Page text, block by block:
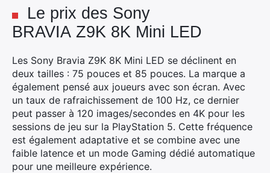
Le prix des Sony
BRAVIA Z9K 8K Mini LED
Les Sony Bravia Z9K 8K Mini LED se déclinent en
deux tailles : 75 pouces et 85 pouces. La marque a
également pensé aux joueurs avec son écran. Avec
un taux de rafraichissement de 100 Hz, ce dernier
peut passer à 120 images/secondes en 4K pour les
sessions de jeu sur la PlayStation 5. Cette fréquence
est également adaptative et se combine avec une
faible latence et un mode Gaming dédié automatique
pour une meilleure expérience.
Rechercher
: